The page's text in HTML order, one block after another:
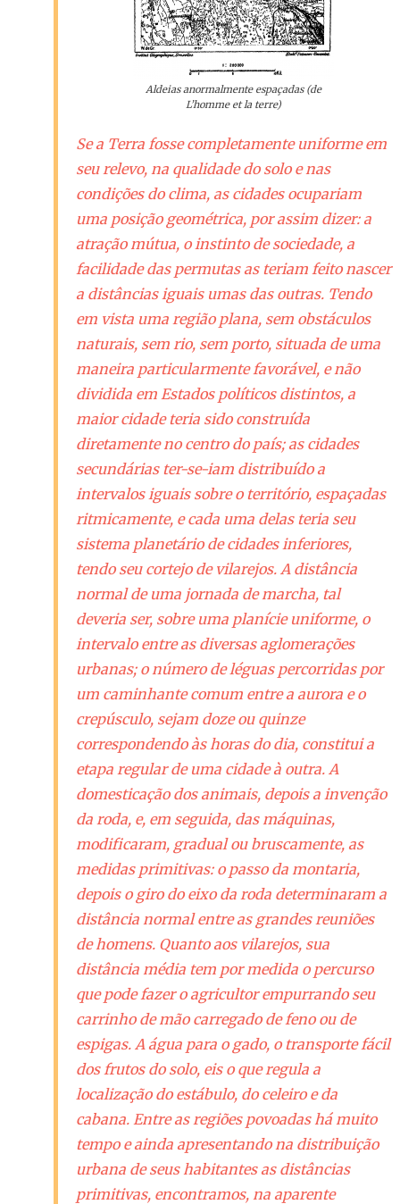
Aldeias anormalmente espaçadas (de
L’homme et la terre)
Se a Terra fosse completamente uniforme em
seu relevo, na qualidade do solo e nas
condições do clima, as cidades ocupariam
uma posição geométrica, por assim dizer: a
atração mútua, o instinto de sociedade, a
facilidade das permutas as teriam feito nascer
a distâncias iguais umas das outras. Tendo
em vista uma região plana, sem obstáculos
naturais, sem rio, sem porto, situada de uma
maneira particularmente favorável, e não
dividida em Estados políticos distintos, a
maior cidade teria sido construída
diretamente no centro do país; as cidades
secundárias ter-se-iam distribuído a
intervalos iguais sobre o território, espaçadas
ritmicamente, e cada uma delas teria seu
sistema planetário de cidades inferiores,
tendo seu cortejo de vilarejos. A distância
normal de uma jornada de marcha, tal
deveria ser, sobre uma planície uniforme, o
intervalo entre as diversas aglomerações
urbanas; o número de léguas percorridas por
um caminhante comum entre a aurora e o
crepúsculo, sejam doze ou quinze
correspondendo às horas do dia, constitui a
etapa regular de uma cidade à outra. A
domesticação dos animais, depois a invenção
da roda, e, em seguida, das máquinas,
modificaram, gradual ou bruscamente, as
medidas primitivas: o passo da montaria,
depois o giro do eixo da roda determinaram a
distância normal entre as grandes reuniões
de homens. Quanto aos vilarejos, sua
distância média tem por medida o percurso
que pode fazer o agricultor empurrando seu
carrinho de mão carregado de feno ou de
espigas. A água para o gado, o transporte fácil
dos frutos do solo, eis o que regula a
localização do estábulo, do celeiro e da
cabana. Entre as regiões povoadas há muito
tempo e ainda apresentando na distribuição
urbana de seus habitantes as distâncias
primitivas, encontramos, na aparente